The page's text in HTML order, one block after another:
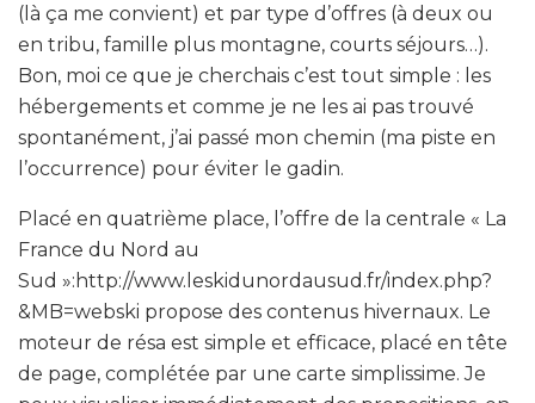
(là ça me convient) et par type d’offres (à deux ou
en tribu, famille plus montagne, courts séjours…).
Bon, moi ce que je cherchais c’est tout simple : les
hébergements et comme je ne les ai pas trouvé
spontanément, j’ai passé mon chemin (ma piste en
l’occurrence) pour éviter le gadin.
Placé en quatrième place, l’offre de la centrale « La
France du Nord au
Sud »:http://www.leskidunordausud.fr/index.php?
&MB=webski propose des contenus hivernaux. Le
moteur de résa est simple et efficace, placé en tête
de page, complétée par une carte simplissime. Je